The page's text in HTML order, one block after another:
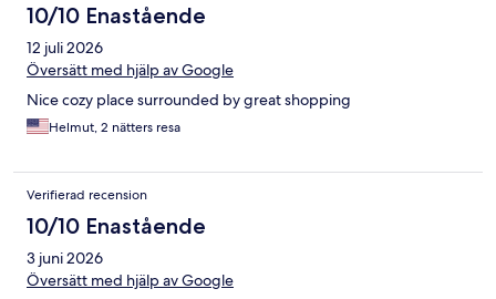
10/10 Enastående
12 juli 2026
Översätt med hjälp av Google
Nice cozy place surrounded by great shopping
Helmut, 2 nätters resa
Verifierad recension
10/10 Enastående
3 juni 2026
Översätt med hjälp av Google